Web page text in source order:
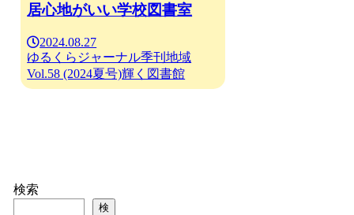
居心地がいい学校図書室
2024.08.27
ゆるくらジャーナル季刊地域
Vol.58 (2024夏号)輝く図書館
検索
検